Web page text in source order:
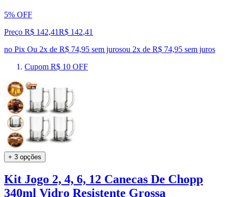
5% OFF
Preço R$ 142,41R$ 142,41
no Pix Ou 2x de R$ 74,95 sem jurosou 2x de R$ 74,95 sem juros
Cupom R$ 10 OFF
+ 3 opções
Kit Jogo 2, 4, 6, 12 Canecas De Chopp
340ml Vidro Resistente Grossa